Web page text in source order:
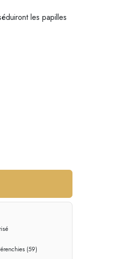
les papilles
(59)